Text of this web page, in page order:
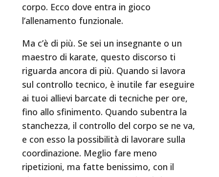
corpo. Ecco dove entra in gioco
l’allenamento funzionale.
Ma c’è di più. Se sei un insegnante o un
maestro di karate, questo discorso ti
riguarda ancora di più. Quando si lavora
sul controllo tecnico, è inutile far eseguire
ai tuoi allievi barcate di tecniche per ore,
fino allo sfinimento. Quando subentra la
stanchezza, il controllo del corpo se ne va,
e con esso la possibilità di lavorare sulla
coordinazione. Meglio fare meno
ripetizioni, ma fatte benissimo, con il